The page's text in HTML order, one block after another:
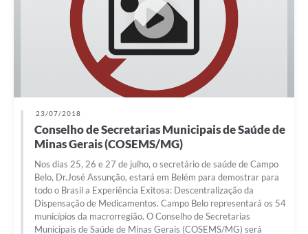
23/07/2018
Conselho de Secretarias Municipais de Saúde de
Minas Gerais (COSEMS/MG)
Nos dias 25, 26 e 27 de julho, o secretário de saúde de Campo
Belo, Dr.José Assunção, estará em Belém para demostrar para
todo o Brasil a Experiência Exitosa: Descentralização da
Dispensação de Medicamentos. Campo Belo representará os 54
municípios da macrorregião. O Conselho de Secretarias
Municipais de Saúde de Minas Gerais (COSEMS/MG) será